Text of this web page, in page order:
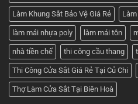
Làm Khung Sắt Bảo Vệ Giá Rẻ
làm mái nhựa poly làm mái tôn
nhà tiền chế thi công cầu thang
Thi Công Cửa Sắt Giá Rẻ Tại Củ Chi
Thợ Làm Cửa Sắt Tại Biên Hoà